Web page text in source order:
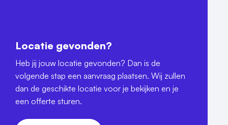
Locatie gevonden?
Heb jij jouw locatie gevonden? Dan is de
volgende stap een aanvraag plaatsen. Wij zullen
dan de geschikte locatie voor je bekijken en je
een offerte sturen.